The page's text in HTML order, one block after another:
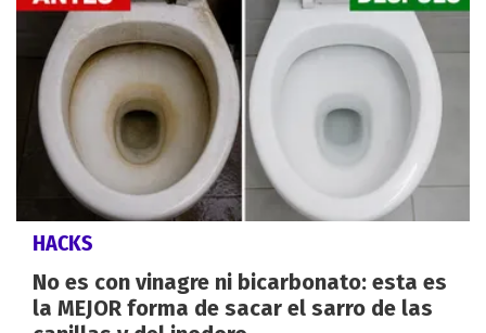
HACKS
No es con vinagre ni bicarbonato: esta es
la MEJOR forma de sacar el sarro de las